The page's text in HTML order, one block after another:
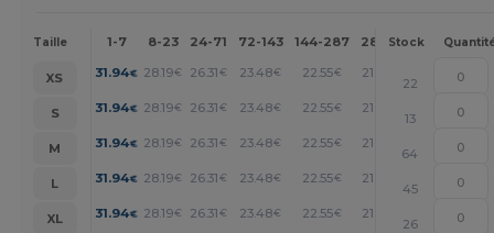
Taille 1-7 8-23 24-71 72-143 144-287 288 + Plus
Stock
XS 31.94€ 28.19€ 26.31€ 23.48€ 22.55€ 21.61
22
S
31.94€ 28.19€ 26.31€ 23.48€ 22.55€ 21.61
13
M
31.94€ 28.19€ 26.31€ 23.48€ 22.55€ 21.61
64
L
31.94€ 28.19€ 26.31€ 23.48€ 22.55€ 21.61 +
45
XL
31.94€ 28.19€ 26.31€ 23.48€ 22.55€ 21.61
26